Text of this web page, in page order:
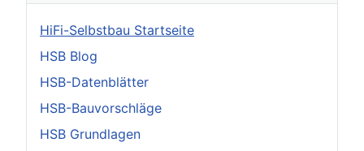
HiFi-Selbstbau Startseite
HSB Blog
HSB-Datenblätter
HSB-Bauvorschläge
HSB Grundlagen